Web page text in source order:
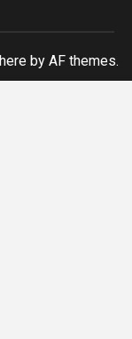
by AF themes.